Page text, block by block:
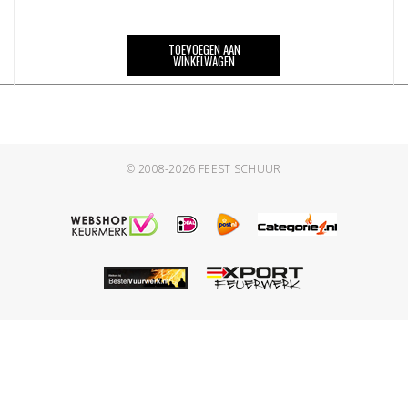
TOEVOEGEN AAN
WINKELWAGEN
© 2008-2026 FEEST SCHUUR